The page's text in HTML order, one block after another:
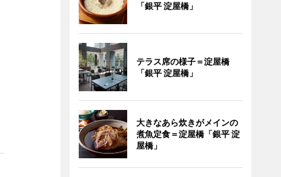
「銀平 淀屋橋」
テラス席の様子＝淀屋橋
「銀平 淀屋橋」
大きなあら炊きがメインの
煮魚定食＝淀屋橋「銀平 淀
屋橋」